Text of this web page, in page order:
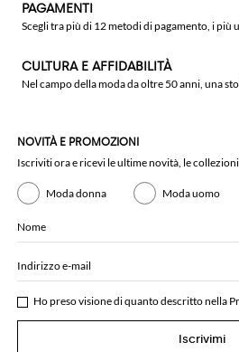
PAGAMENTI
Scegli tra più di 12 metodi di pagamento, i più
CULTURA E AFFIDABILITÀ
Nel campo della moda da oltre 50 anni, una
NOVITÀ E PROMOZIONI
Iscriviti ora e ricevi le ultime novità, le
Moda donna Moda uomo
Nome
Indirizzo e-mail
Ho preso visione di quanto descritto nella
Iscrivimi